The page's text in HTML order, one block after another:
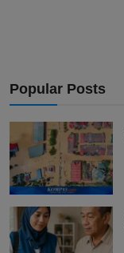
Popular Posts